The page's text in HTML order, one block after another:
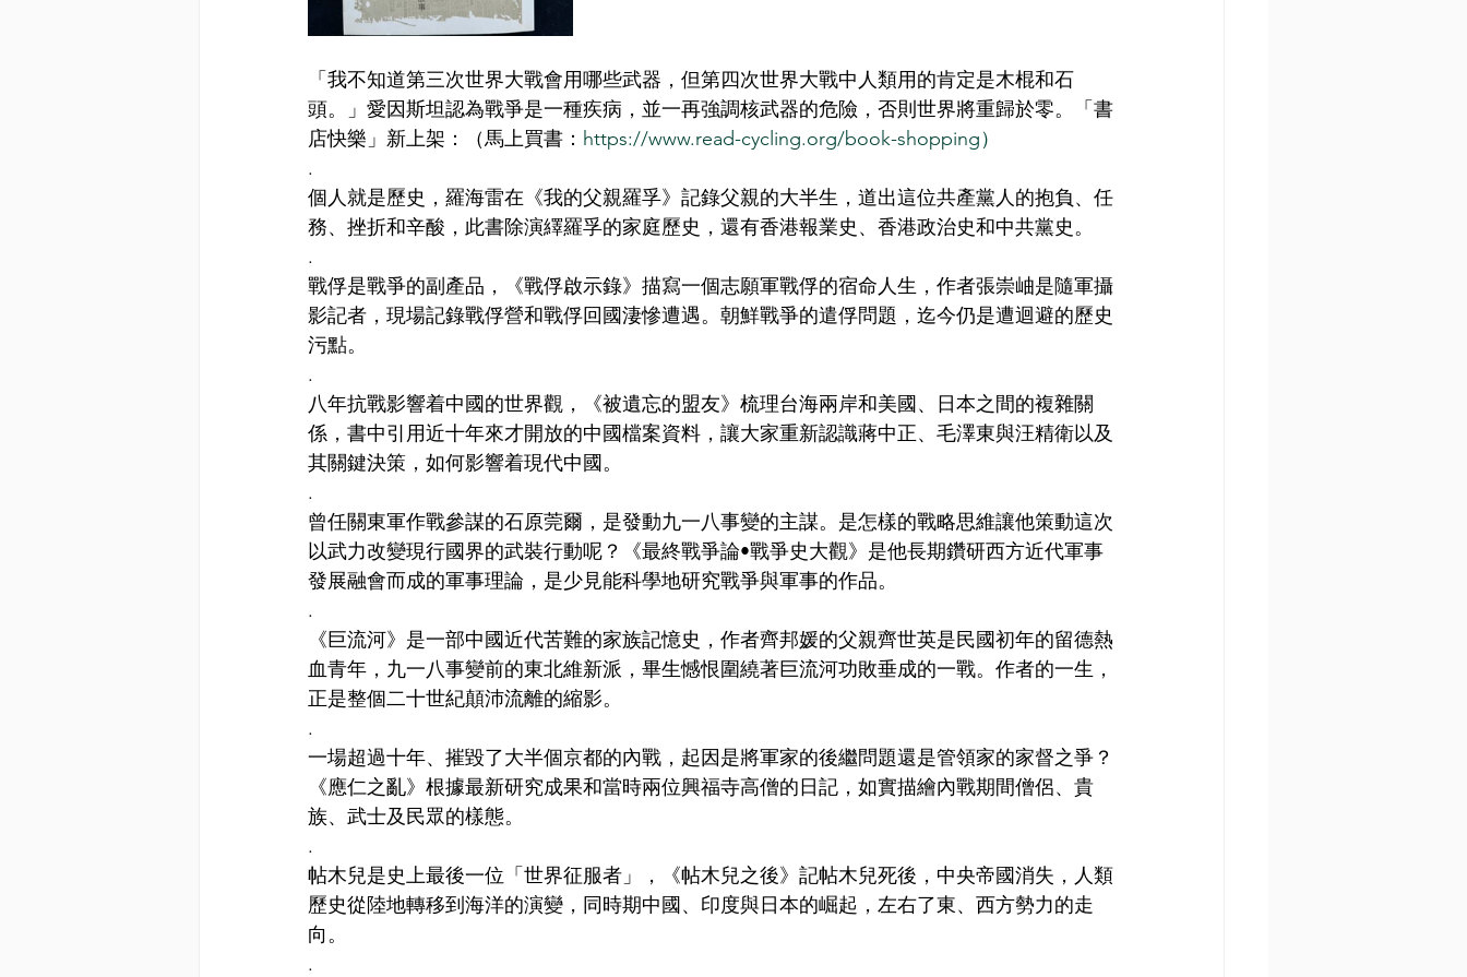
「我不知道第三次世界大戰會用哪些武器，但第四次世界大戰中人類用的肯定是木棍和石
頭。」愛因斯坦認為戰爭是一種疾病，並一再強調核武器的危險，否則世界將重歸於零。「書
店快樂」新上架：（馬上買書： https://www.read-cycling.org/book-shopping）
.
個人就是歷史，羅海雷在《我的父親羅孚》記錄父親的大半生，道出這位共產黨人的抱負、任
務、挫折和辛酸，此書除演繹羅孚的家庭歷史，還有香港報業史、香港政治史和中共黨史。
.
戰俘是戰爭的副產品，《戰俘啟示錄》描寫一個志願軍戰俘的宿命人生，作者張崇岫是隨軍攝
影記者，現場記錄戰俘營和戰俘回國淒慘遭遇。朝鮮戰爭的遣俘問題，迄今仍是遭迴避的歷史
污點。
.
八年抗戰影響着中國的世界觀，《被遺忘的盟友》梳理台海兩岸和美國、日本之間的複雜關
係，書中引用近十年來才開放的中國檔案資料，讓大家重新認識蔣中正、毛澤東與汪精衛以及
其關鍵決策，如何影響着現代中國。
.
曾任關東軍作戰參謀的石原莞爾，是發動九一八事變的主謀。是怎樣的戰略思維讓他策動這次
以武力改變現行國界的武裝行動呢？《最終戰爭論•戰爭史大觀》是他長期鑽研西方近代軍事
發展融會而成的軍事理論，是少見能科學地研究戰爭與軍事的作品。
.
《巨流河》是一部中國近代苦難的家族記憶史，作者齊邦媛的父親齊世英是民國初年的留德熱
血青年，九一八事變前的東北維新派，畢生憾恨圍繞著巨流河功敗垂成的一戰。作者的一生，
正是整個二十世紀顛沛流離的縮影。
.
一場超過十年、摧毀了大半個京都的內戰，起因是將軍家的後繼問題還是管領家的家督之爭？
《應仁之亂》根據最新研究成果和當時兩位興福寺高僧的日記，如實描繪內戰期間僧侶、貴
族、武士及民眾的樣態。
.
帖木兒是史上最後一位「世界征服者」，《帖木兒之後》記帖木兒死後，中央帝國消失，人類
歷史從陸地轉移到海洋的演變，同時期中國、印度與日本的崛起，左右了東、西方勢力的走
向。
.